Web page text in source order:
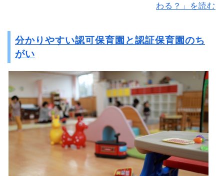
わる？」を読む
分かりやすい認可保育園と認証保育園のち
がい